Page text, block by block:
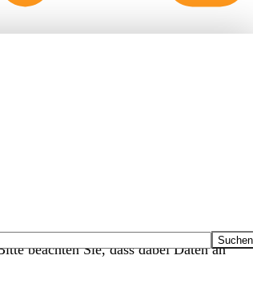
beachten Sie, dass dabei Daten an